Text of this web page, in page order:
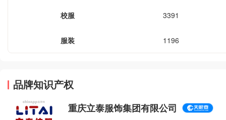
校服 3391
服装 1196
品牌知识产权
重庆立泰服饰集团有限公司